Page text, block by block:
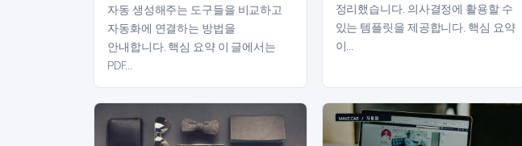
자동 생성해주는 도구들을 비교하고
자동화에 연결하는 방법을
안내합니다. 핵심 요약 이 글에서는
PDF...
정리했습니다. 의사결정에 활용할 수
있는 템플릿을 제공합니다. 핵심 요약
이...